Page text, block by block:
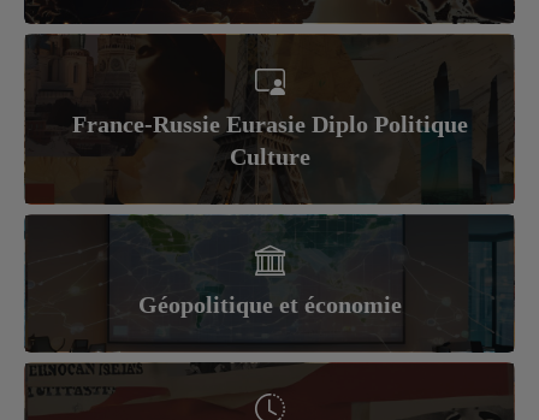
France-Russie Eurasie Diplo Politique
Culture
Géopolitique et économie